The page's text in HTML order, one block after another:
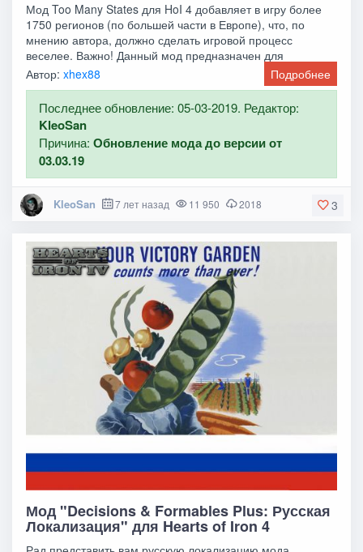
Мод Too Many States для HoI 4 добавляет в игру более
1750 регионов (по большей части в Европе), что, по
мнению автора, должно сделать игровой процесс
веселее. Важно! Данный мод предназначен для
Автор:xhex88 Подробнее
Последнее обновление: 05-03-2019. Редактор:
KleoSan
Причина:Обновление мода до версии от
03.03.19
3
KleoSan 7 лет назад 11 950 2018
Мод "Decisions & Formables Plus: Русская
Локализация" для Hearts of Iron 4